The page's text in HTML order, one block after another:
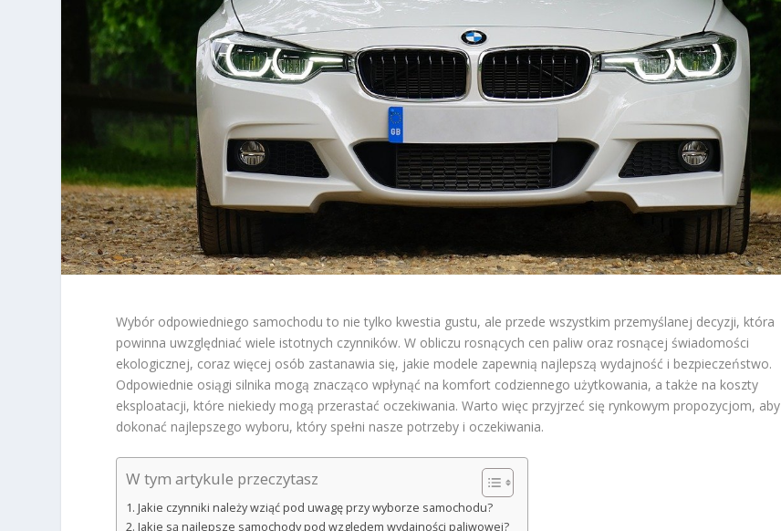
Wybór odpowiedniego samochodu to nie tylko kwestia gustu, ale przede wszystkim przemyślanej decyzji, która
powinna uwzględniać wiele istotnych czynników. W obliczu rosnących cen paliw oraz rosnącej świadomości
ekologicznej, coraz więcej osób zastanawia się, jakie modele zapewnią najlepszą wydajność i bezpieczeństwo.
Odpowiednie osiągi silnika mogą znacząco wpłynąć na komfort codziennego użytkowania, a także na koszty
eksploatacji, które niekiedy mogą przerastać oczekiwania. Warto więc przyjrzeć się rynkowym propozycjom, aby
dokonać najlepszego wyboru, który spełni nasze potrzeby i oczekiwania.
W tym artykule przeczytasz
Jakie czynniki należy wziąć pod uwagę przy wyborze samochodu?
Jakie są najlepsze samochody pod względem wydajności paliwowej?